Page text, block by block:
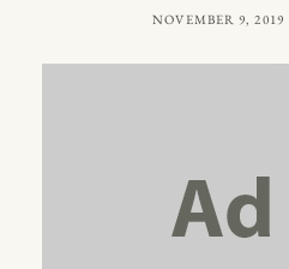
PUBLICERAT
NOVEMBER 9, 2019